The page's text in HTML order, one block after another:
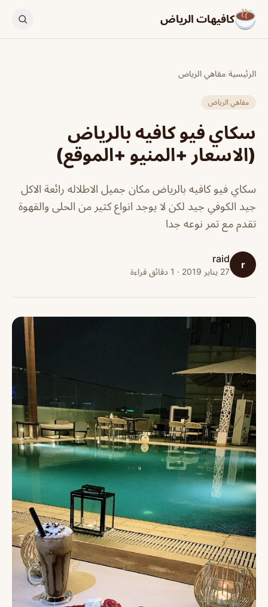
كافيهات الرياض
الرئيسية/مقاهي الرياض
مقاهي الرياض
سكاي فيو كافيه بالرياض
(الاسعار +المنيو +الموقع)
سكاي فيو كافيه بالرياض مكان جميل الاطلاله رائعة الاكل
جيد الكوفي جيد لكن لا يوجد انواع كثير من الحلى والقهوة
تقدم مع تمر نوعه جدا
r
raid
27 يناير 2019 · 1 دقائق قراءة